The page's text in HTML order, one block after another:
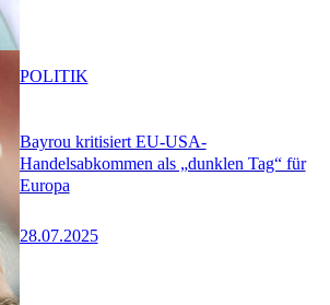
Bayrou kritisiert EU-USA-
Handelsabkommen als „dunklen Tag“ für
Europa
28.07.2025
POLITIK